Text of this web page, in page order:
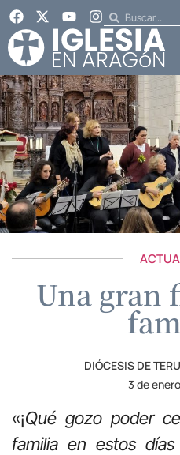
Una gran
DIÓCESIS DE
3 de
«¡Qué gozo poder
familia en estos